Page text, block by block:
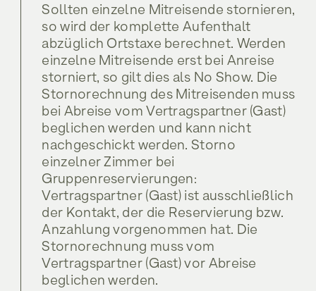
Sollten einzelne Mitreisende stornieren,
so wird der komplette Aufenthalt
abzüglich Ortstaxe berechnet. Werden
einzelne Mitreisende erst bei Anreise
storniert, so gilt dies als No Show. Die
Stornorechnung des Mitreisenden muss
bei Abreise vom Vertragspartner (Gast)
beglichen werden und kann nicht
nachgeschickt werden. Storno
einzelner Zimmer bei
Gruppenreservierungen:
Vertragspartner (Gast) ist ausschließlich
der Kontakt, der die Reservierung bzw.
Anzahlung vorgenommen hat. Die
Stornorechnung muss vom
Vertragspartner (Gast) vor Abreise
beglichen werden.